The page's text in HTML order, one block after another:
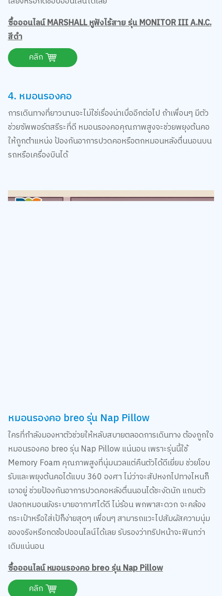
ซื้อออนไลน์ MARSHALL หูฟังไร้สาย รุ่น MONITOR III A.N.C.
สีดำ
คลิก
การเดินทางที่ยาวนานจะไม่ใช่เรื่องน่าเบื่ออีกต่อไป ถ้าเพื่อนๆ มีตัว
ช่วยซัพพอร์ตสรีระที่ดี หมอนรองคอคุณภาพสูงจะช่วยพยุงต้นคอ
ให้ถูกตำแหน่ง ป้องกันอาการปวดคอหรือตกหมอนหลังตื่นนอนบน
รถหรือเครื่องบินได้
หมอนรองคอ breo รุ่น Nap Pillow
ใครที่กำลังมองหาตัวช่วยให้หลับสบายตลอดการเดินทาง ต้องถูกใจ
หมอนรองคอ breo รุ่น Nap Pillow แน่นอน เพราะรุ่นนี้ใช้
Memory Foam คุณภาพสูงที่นุ่มนวลแต่คืนตัวได้ดีเยี่ยม ช่วยโอบ
รับและพยุงต้นคอได้แบบ 360 องศา ไม่ว่าจะสัปหงกไปทางไหนก็
เอาอยู่ ช่วยป้องกันอาการปวดคอหลังตื่นนอนได้ชะงัดนัก แถมตัว
ปลอกหมอนยังระบายอากาศได้ดี ไม่ร้อน พกพาสะดวก จะคล้อง
กระเป๋าหรือใส่เป้ก็ง่ายสุดๆ เพื่อนๆ สามารถแวะไปสัมผัสความนุ่ม
ของจริงหรือกดช้อปออนไลน์ได้เลย รับรองว่าทริปหน้าจะฟินกว่า
เดิมแน่นอน
ซื้อออนไลน์ หมอนรองคอ breo รุ่น Nap Pillow
คลิก